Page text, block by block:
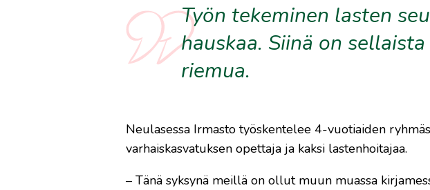
Työn tekeminen lasten
hauskaa. Siinä on
riemua.
Neulasessa Irmasto työskentelee 4-vuotiaiden
varhaiskasvatuksen opettaja ja kaksi lastenhoitajaa.
– Tänä syksynä meillä on ollut muun muassa